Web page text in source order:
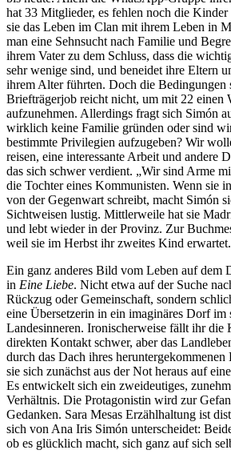
hat 33 Mitglieder, es fehlen noch die
sie das Leben im Clan mit ihrem Leben in
man eine Sehnsucht nach Familie und
ihrem Vater zu dem Schluss, dass die
sehr wenige sind, und beneidet ihre Eltern
ihrem Alter führten. Doch die Bedingungen
Briefträgerjob reicht nicht, um mit 22 einen
aufzunehmen. Allerdings fragt sich Simón
wirklich keine Familie gründen oder sind
bestimmte Privilegien aufzugeben? Wir
reisen, eine interessante Arbeit und andere
das sich schwer verdient. „Wir sind Arme
die Tochter eines Kommunisten. Wenn sie
von der Gegenwart schreibt, macht Simón
Sichtweisen lustig. Mittlerweile hat sie
und lebt wieder in der Provinz. Zur
weil sie im Herbst ihr zweites Kind erwartet.
Ein ganz anderes Bild vom Leben auf dem
in Eine Liebe. Nicht etwa auf der Suche
Rückzug oder Gemeinschaft, sondern
eine Übersetzerin in ein imaginäres Dorf im
Landesinneren. Ironischerweise fällt ihr die
direkten Kontakt schwer, aber das
durch das Dach ihres heruntergekommenen
sie sich zunächst aus der Not heraus auf
Es entwickelt sich ein zweideutiges,
Verhältnis. Die Protagonistin wird zur
Gedanken. Sara Mesas Erzählhaltung ist
sich von Ana Iris Simón unterscheidet:
ob es glücklich macht, sich ganz auf sich